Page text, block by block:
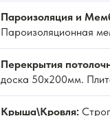
Пароизоляция и
Пароизоляционная
Перекрытия
доска 50х200мм.
Крыша\Кровля: